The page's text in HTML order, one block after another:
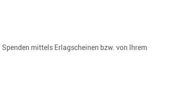
mittels Erlagscheinen bzw. von Ihrem